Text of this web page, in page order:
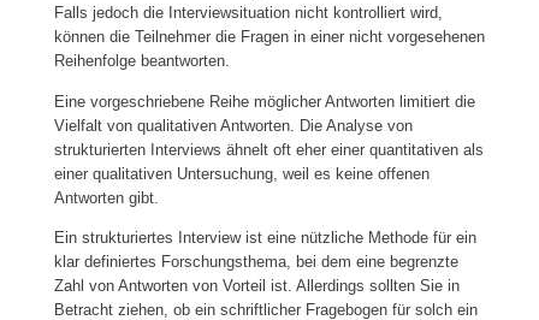
Falls jedoch die Interviewsituation nicht kontrolliert wird,
können die Teilnehmer die Fragen in einer nicht vorgesehenen
Reihenfolge beantworten.
Eine vorgeschriebene Reihe möglicher Antworten limitiert die
Vielfalt von qualitativen Antworten. Die Analyse von
strukturierten Interviews ähnelt oft eher einer quantitativen als
einer qualitativen Untersuchung, weil es keine offenen
Antworten gibt.
Ein strukturiertes Interview ist eine nützliche Methode für ein
klar definiertes Forschungsthema, bei dem eine begrenzte
Zahl von Antworten von Vorteil ist. Allerdings sollten Sie in
Betracht ziehen, ob ein schriftlicher Fragebogen für solch ein